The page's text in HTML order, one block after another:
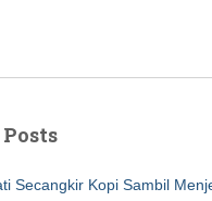
Secangkir Kopi Sambil